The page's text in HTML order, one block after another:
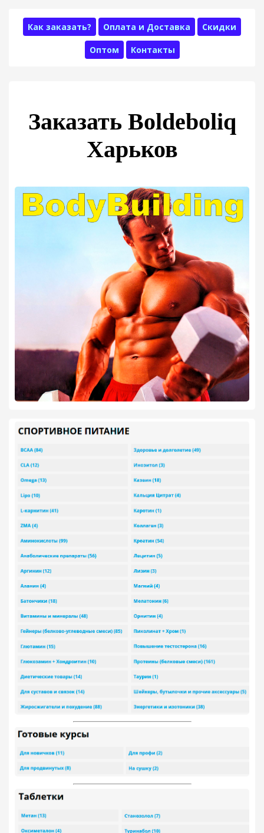
Как заказать? Оплата и Доставка Скидки
Оптом Контакты
Заказать Boldeboliq
Харьков